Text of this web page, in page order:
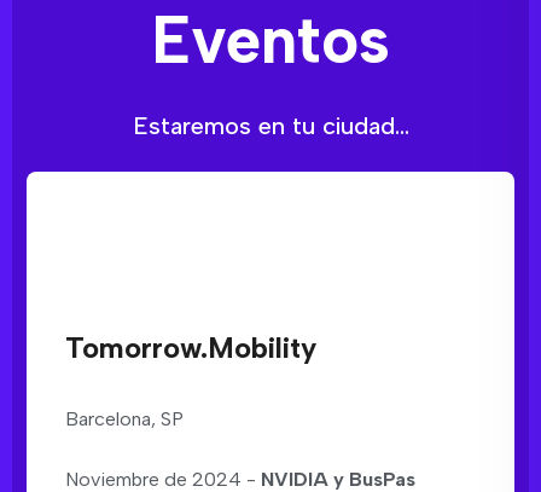
Eventos
Estaremos en tu ciudad...
Tomorrow.Mobility
Barcelona, SP
Noviembre de 2024 - NVIDIA y BusPas